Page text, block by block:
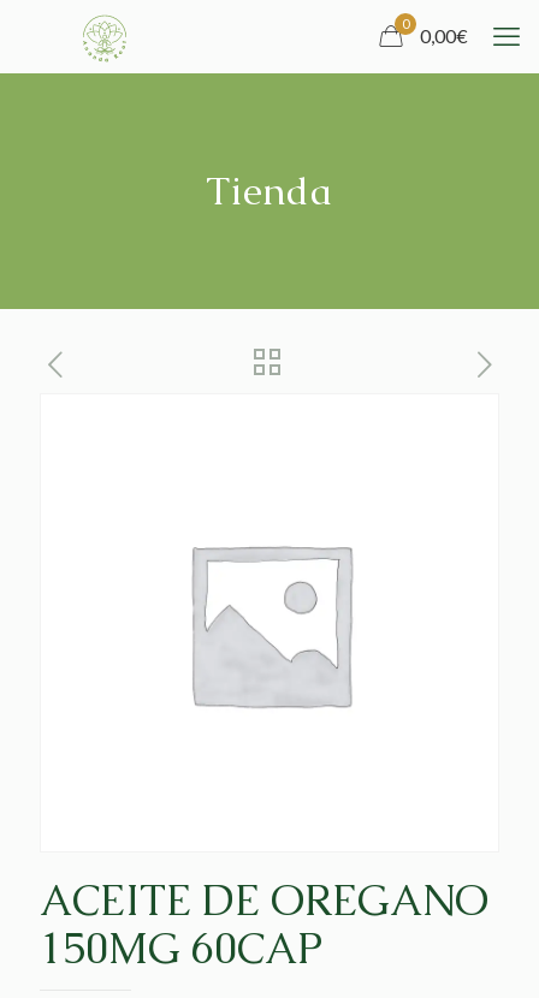
0
0,00€
Tienda
ACEITE DE OREGANO
150MG 60CAP